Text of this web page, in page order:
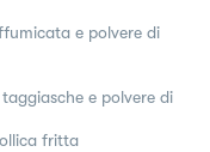
e polvere di
e polvere di
fritta